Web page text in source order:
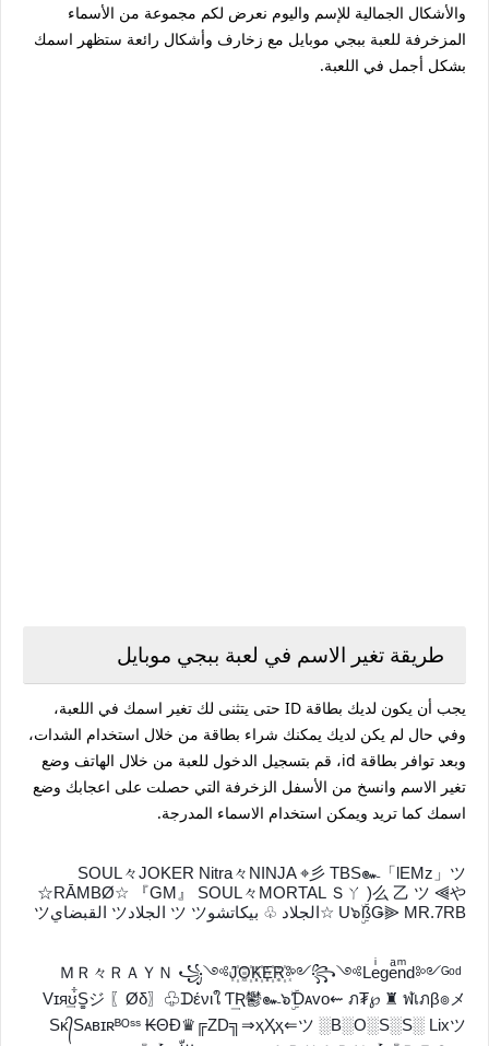
والأشكال الجمالية للإسم واليوم نعرض لكم مجموعة من الأسماء
المزخرفة للعبة ببجي موبايل مع زخارف وأشكال رائعة ستظهر اسمك
بشكل أجمل في اللعبة.
طريقة تغير الاسم في لعبة ببجي موبايل
يجب أن يكون لديك بطاقة ID حتى يتثنى لك تغير اسمك في اللعبة،
وفي حال لم يكن لديك يمكنك شراء بطاقة من خلال استخدام الشدات،
وبعد توافر بطاقة id، قم بتسجيل الدخول للعبة من خلال الهاتف وضع
تغير الاسم وانسخ من الأسفل الزخرفة التي حصلت على اعجابك وضع
اسمك كما تريد ويمكن استخدام الاسماء المدرجة.
SOUL々JOKER Nitra々NINJA ⌖彡 TBS๛「lEMz」ツ
☆RĀMBØ☆ 『GM』 SOUL々MORTAL Ｓㄚ )么 乙 ツ ⫷や
U๖ۣۜßǤ⫸ MR.7RB ☆الجلاد ♧ بيكاتشوツ ツ الجلادツ القبضايツ
ＭＲ々ＲＡＹＮ ꧁༺J꙰O꙰K꙰E꙰R꙰༻꧂༺Leͥgeͣnͫd༻ᴳᵒᵈ
Vɪя͢ʊ͋S͚ジ 〖Øδ〗♧ᗪένιใ Ƭ͢Ʀ鬱๛๖ۣۜƊᴀᴠᴏ⇜ ภ₮℘ ♜ ฬเภβ๏メ
Sᴋ᭄Sᴀʙɪʀᴮᴼˢˢ ₭ΘĐ♛╔ZD╗⇒ҳҲҳ⇐ツ ░B░O░S░S░ Lixツ